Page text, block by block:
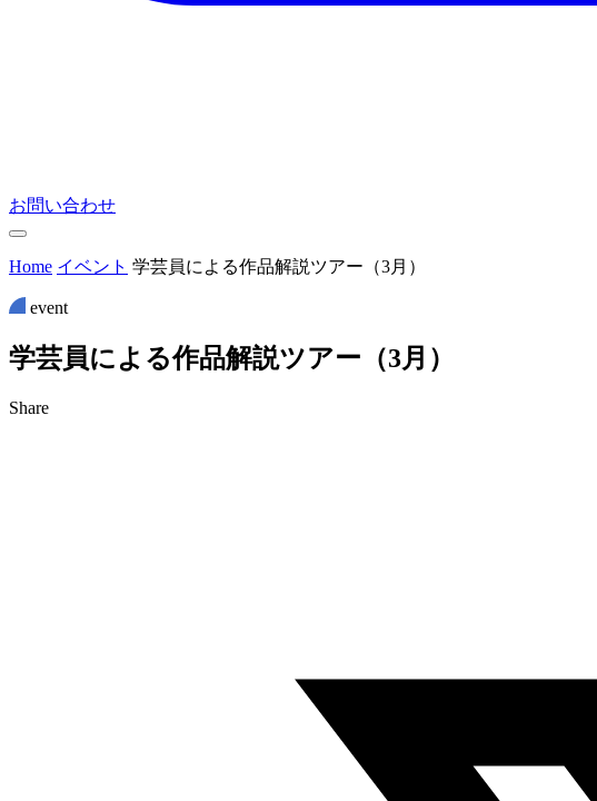
お問い合わせ
Home イベント 学芸員による作品解説ツアー（3月）
event
学芸員によ る作品解説ツアー （3月 ）
Share